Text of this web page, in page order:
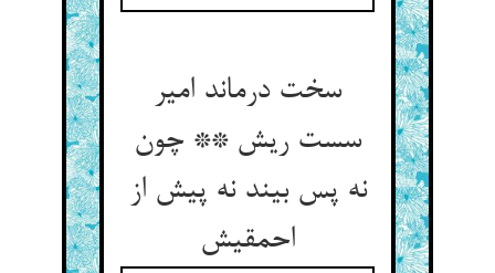
سخت درماند امیر
سست ریش ** چون
نه پس بیند نه پیش از